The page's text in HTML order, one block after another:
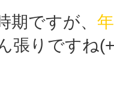
期ですが、
張りですね